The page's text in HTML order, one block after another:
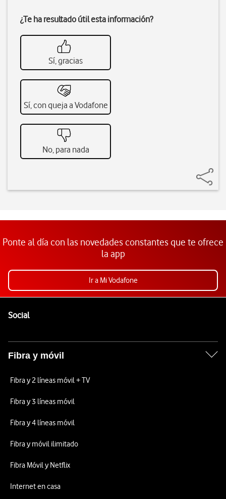
¿Te ha resultado útil esta información?
Sí, gracias
Sí, con queja a Vodafone
No, para nada
Ponte al día con las novedades constantes que te ofrece
la app
Ir a Mi Vodafone
SocialEnlaces a las redes sociales de Vodafone
Fibra y móvil
Fibra y 2 líneas móvil + TV
Fibra y 3 líneas móvil
Fibra y 4 líneas móvil
Fibra y móvil ilimitado
Fibra Móvil y Netflix
Internet en casa